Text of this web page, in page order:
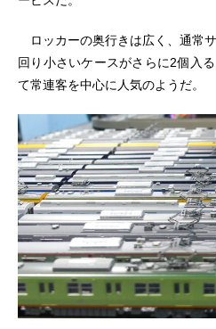
ロッカーの奥行きは広く、通常
回り小さいケースがさらに2個入
て常連客を中心に人気のようだ。